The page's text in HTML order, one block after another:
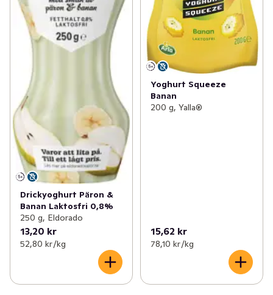
Drickyoghurt Päron &
Banan Laktosfri 0,8%
250 g, Eldorado
13,20 kr
52,80 kr /kg
Yoghurt Squeeze
Banan
200 g, Yalla®
15,62 kr
78,10 kr /kg